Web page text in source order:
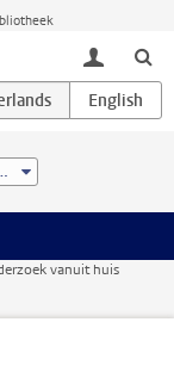
toggle
Natuurkunde (LION)
vanuit huis